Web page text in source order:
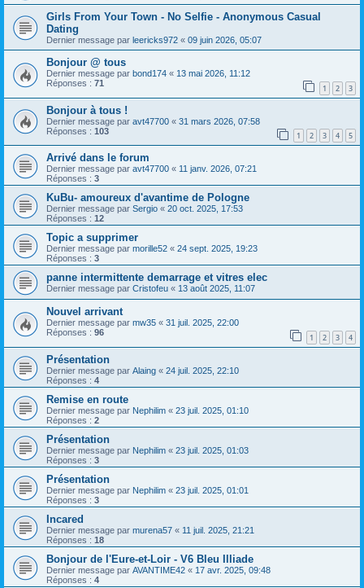
Girls From Your Town - No Selfie - Anonymous Casual
Dating
Dernier message par leericks972 « 09 juin 2026, 05:07
Bonjour @ tous
Dernier message par bond174 « 13 mai 2026, 11:12
Réponses : 71 1 2 3
Bonjour à tous !
Dernier message par avt47700 « 31 mars 2026, 07:58
Réponses : 103 1 2 3 4 5
Arrivé dans le forum
Dernier message par avt47700 « 11 janv. 2026, 07:21
Réponses : 3
KuBu- amoureux d'avantime de Pologne
Dernier message par Sergio « 20 oct. 2025, 17:53
Réponses : 12
Topic a supprimer
Dernier message par morille52 « 24 sept. 2025, 19:23
Réponses : 3
panne intermittente demarrage et vitres elec
Dernier message par Cristofeu « 13 août 2025, 11:07
Nouvel arrivant
Dernier message par mw35 « 31 juil. 2025, 22:00
Réponses : 96 1 2 3 4
Présentation
Dernier message par Alaing « 24 juil. 2025, 22:10
Réponses : 4
Remise en route
Dernier message par Nephilim « 23 juil. 2025, 01:10
Réponses : 2
Présentation
Dernier message par Nephilim « 23 juil. 2025, 01:03
Réponses : 3
Présentation
Dernier message par Nephilim « 23 juil. 2025, 01:01
Réponses : 3
Incared
Dernier message par murena57 « 11 juil. 2025, 21:21
Réponses : 18
Bonjour de l'Eure-et-Loir - V6 Bleu Illiade
Dernier message par AVANTIME42 « 17 avr. 2025, 09:48
Réponses : 4